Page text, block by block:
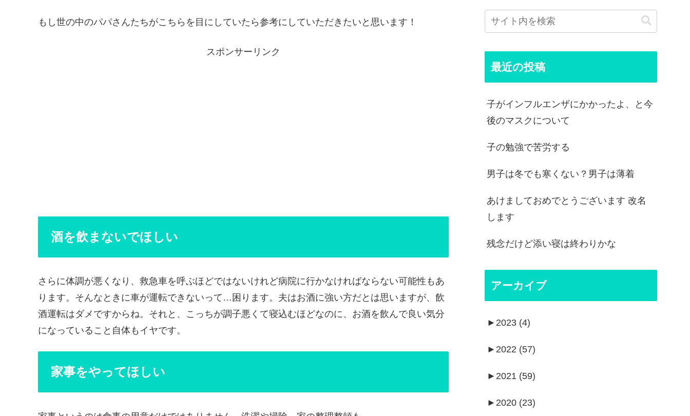
もし世の中のパパさんたちがこちらを目にしていたら参考にしていただきたいと思います！
スポンサーリンク
酒を飲まないでほしい
さらに体調が悪くなり、救急車を呼ぶほどではないけれど病院に行かなければならない可能性もあ
ります。そんなときに車が運転できないって…困ります。夫はお酒に強い方だとは思いますが、飲
酒運転はダメですからね。それと、こっちが調子悪くて寝込むほどなのに、お酒を飲んで良い気分
になっていること自体もイヤです。
家事をやってほしい
最近の投稿
子がインフルエンザにかかったよ、と今
後のマスクについて
子の勉強で苦労する
男子は冬でも寒くない？男子は薄着
あけましておめでとうございます 改名
します
残念だけど添い寝は終わりかな
アーカイブ
► 2023 (4)
► 2022 (57)
► 2021 (59)
► 2020 (23)